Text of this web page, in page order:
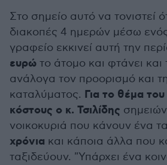
Στο σημείο αυτό να τονιστεί
διακοπές 4 ημερών μέσω ενός
γραφείο εκκινεί αυτή την
ευρώ το άτομο και φτάνει
ανάλογα τον προορισμό και
καταλύματος. Για το θέμα
κόστους ο κ. Τσιλίδης
νοικοκυριά που κάνουν ένα
χρόνια και κάποια άλλα που
ταξιδεύουν. "Υπάρχει ένα